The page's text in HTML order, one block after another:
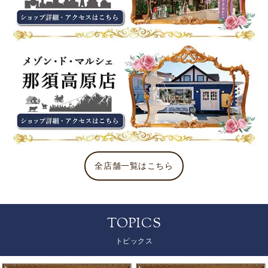
全店舗一覧はこちら
TOPICS
トピックス